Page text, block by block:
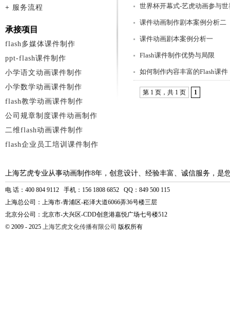
世界杯开幕式-艺虎动画参与
课件动画制作剧本案例分析二
课件动画剧本案例分析一
Flash课件制作优势与局限
如何制作内容丰富的Flash课件
第 1 页，共 1 页 1
+ 服务流程
承接项目
flash多媒体课件制作
ppt-flash课件制作
小学语文动画课件制作
小学数学动画课件制作
flash教学动画课件制作
公司规章制度课件动画制作
二维flash动画课件制作
flash企业员工培训课件制作
上海艺虎专业从事动画制作8年，创意设计、经验丰富、诚信服务，是
电 话：400 804 9112 手机：156 1808 6852 QQ：849 500 115
上海总公司：上海市-青浦区-崧泽大道6066弄36号楼三层
北京分公司：北京市-大兴区-CDD创意港嘉悦广场七号楼512
© 2009 - 2025 上海艺虎文化传播有限公司 版权所有